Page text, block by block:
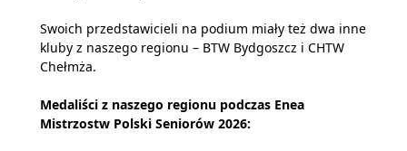
Swoich przedstawicieli na podium miały też dwa inne
kluby z naszego regionu – BTW Bydgoszcz i CHTW
Chełmża.
Medaliści z naszego regionu podczas Enea
Mistrzostw Polski Seniorów 2026: